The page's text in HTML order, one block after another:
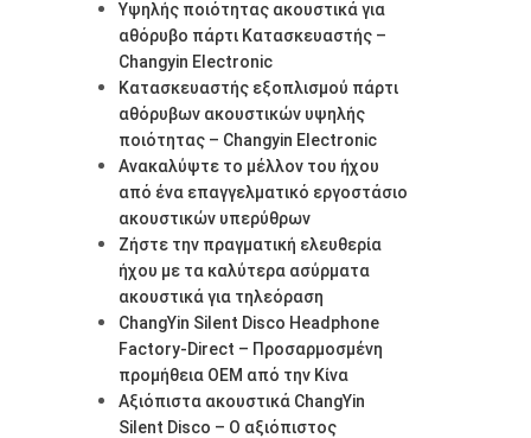
Υψηλής ποιότητας ακουστικά για
αθόρυβο πάρτι Κατασκευαστής –
Changyin Electronic
Κατασκευαστής εξοπλισμού πάρτι
αθόρυβων ακουστικών υψηλής
ποιότητας – Changyin Electronic
Ανακαλύψτε το μέλλον του ήχου
από ένα επαγγελματικό εργοστάσιο
ακουστικών υπερύθρων
Ζήστε την πραγματική ελευθερία
ήχου με τα καλύτερα ασύρματα
ακουστικά για τηλεόραση
ChangYin Silent Disco Headphone
Factory-Direct – Προσαρμοσμένη
προμήθεια OEM από την Κίνα
Αξιόπιστα ακουστικά ChangYin
Silent Disco – Ο αξιόπιστος